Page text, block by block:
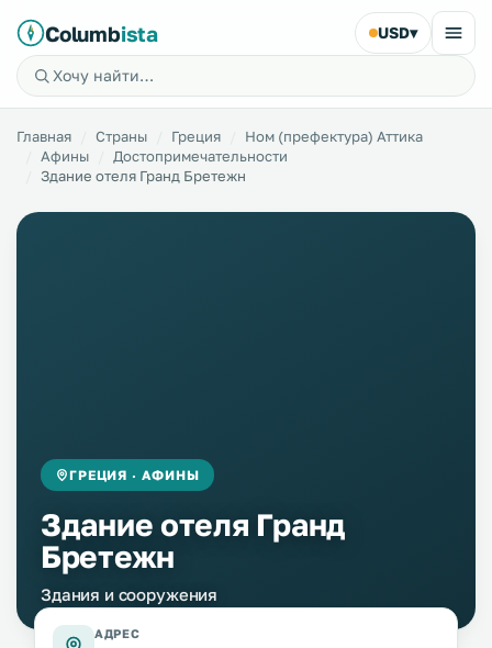
Columbista USD▾
Главная Страны Греция
Ном (префектура) Аттика
Афины
Достопримечательности
Здание отеля Гранд Бретежн
ГРЕЦИЯ · АФИНЫ
Здание отеля Гранд
Бретежн
Здания и сооружения
АДРЕС